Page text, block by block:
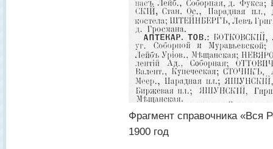
Фрагмент справочника «Вся
1900 год